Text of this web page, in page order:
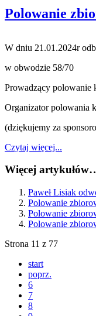
Polowanie
W dniu 21.01.2024r
w obwodzie 58/70
Prowadzący polowanie
Organizator polowania
(dziękujemy za
Czytaj więcej...
Więcej
Paweł Lisiak
Polowanie
Polowanie
Polowanie
Strona 11 z 77
start
poprz.
6
7
8